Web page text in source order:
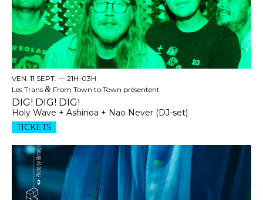
VEN. 11 SEPT. — 21H-03H
Les Trans & From Town to Town présentent
DIG! DIG! DIG!
Holy Wave + Ashinoa + Nao Never (DJ-set)
TICKETS